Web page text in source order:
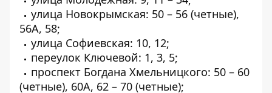
улица Новокрымская: 50 – 56 (четные),
56А, 58;
улица Софиевская: 10, 12;
переулок Ключевой: 1, 3, 5;
проспект Богдана Хмельницкого: 50 – 60
(четные), 60А, 62 – 70 (четные);